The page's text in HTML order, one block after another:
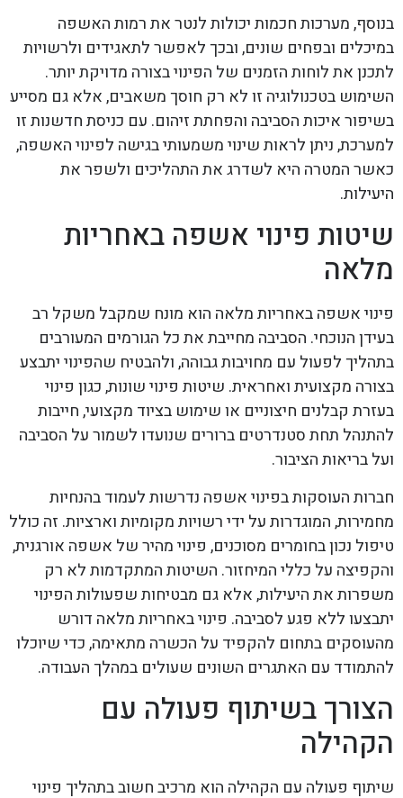
בנוסף, מערכות חכמות יכולות לנטר את רמות האשפה
במיכלים ובפחים שונים, ובכך לאפשר לתאגידים ולרשויות
לתכנן את לוחות הזמנים של הפינוי בצורה מדויקת יותר.
השימוש בטכנולוגיה זו לא רק חוסך משאבים, אלא גם מסייע
בשיפור איכות הסביבה והפחתת זיהום. עם כניסת חדשנות זו
למערכת, ניתן לראות שינוי משמעותי בגישה לפינוי האשפה,
כאשר המטרה היא לשדרג את התהליכים ולשפר את
היעילות.
שיטות פינוי אשפה באחריות
מלאה
פינוי אשפה באחריות מלאה הוא מונח שמקבל משקל רב
בעידן הנוכחי. הסביבה מחייבת את כל הגורמים המעורבים
בתהליך לפעול עם מחויבות גבוהה, ולהבטיח שהפינוי יתבצע
בצורה מקצועית ואחראית. שיטות פינוי שונות, כגון פינוי
בעזרת קבלנים חיצוניים או שימוש בציוד מקצועי, חייבות
להתנהל תחת סטנדרטים ברורים שנועדו לשמור על הסביבה
ועל בריאות הציבור.
חברות העוסקות בפינוי אשפה נדרשות לעמוד בהנחיות
מחמירות, המוגדרות על ידי רשויות מקומיות וארציות. זה כולל
טיפול נכון בחומרים מסוכנים, פינוי מהיר של אשפה אורגנית,
והקפיצה על כללי המיחזור. השיטות המתקדמות לא רק
משפרות את היעילות, אלא גם מבטיחות שפעולות הפינוי
יתבצעו ללא פגע לסביבה. פינוי באחריות מלאה דורש
מהעוסקים בתחום להקפיד על הכשרה מתאימה, כדי שיוכלו
להתמודד עם האתגרים השונים שעולים במהלך העבודה.
הצורך בשיתוף פעולה עם
הקהילה
שיתוף פעולה עם הקהילה הוא מרכיב חשוב בתהליך פינוי